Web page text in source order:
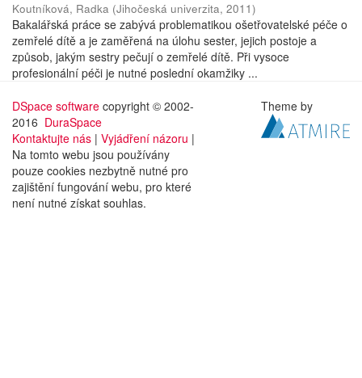
Koutníková, Radka (Jihočeská univerzita, 2011)
Bakalářská práce se zabývá problematikou ošetřovatelské péče o
zemřelé dítě a je zaměřená na úlohu sester, jejich postoje a
způsob, jakým sestry pečují o zemřelé dítě. Při vysoce
profesionální péči je nutné poslední okamžiky ...
DSpace software copyright © 2002-
2016 DuraSpace
Kontaktujte nás | Vyjádření názoru |
Na tomto webu jsou používány
pouze cookies nezbytně nutné pro
zajištění fungování webu, pro které
není nutné získat souhlas.
Theme by